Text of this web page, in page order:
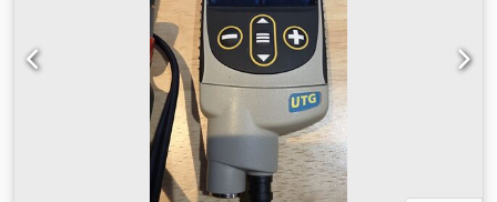
Modell: B15MD Presskraft: 15 kN Stromversorgung: 18V
Akku Hergestellt in Italien Dedpoy Uy Nhofx Agfock
Kompakte und leichte Bauweise Professionelles Gerät zum
Pressen von Kabelschuhen und Verbindern Lieferumfang:
Cembre B15MD Presszange Original Transportkoffer
Zubehör wie auf den Fotos abgebildet HINWEIS: Verkauf
ohne Akku und Ladegerät. Das Gerät wurde geprüft –
funktioniert einwandfrei.